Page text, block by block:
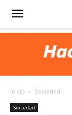
Diario
Portada
Inicio Sociedad
Sociedad